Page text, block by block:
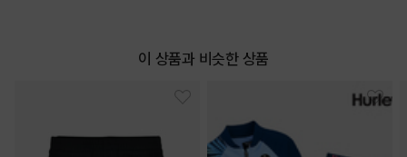
이 상품과 비슷한 상품